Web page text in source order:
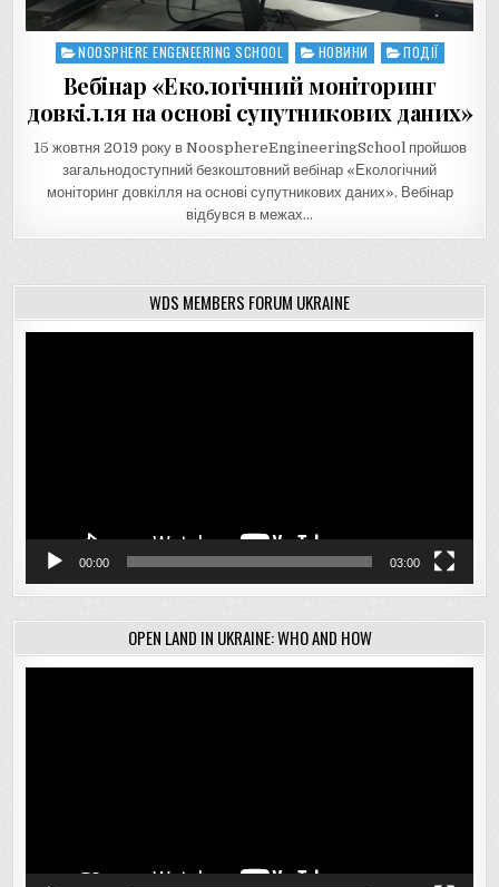
Posted
NOOSPHERE ENGENEERING SCHOOL НОВИНИ ПОДІЇ
Вебінар «Екологічний моніторинг
довкілля на основі супутникових даних»
15 жовтня 2019 року в NoosphereEngineeringSchool пройшов
загальнодоступний безкоштовний вебінар «Екологічний
моніторинг довкілля на основі супутникових даних». Вебінар
відбувся в межах…
WDS MEMBERS FORUM UKRAINE
00:00 03:00
OPEN LAND IN UKRAINE: WHO AND HOW